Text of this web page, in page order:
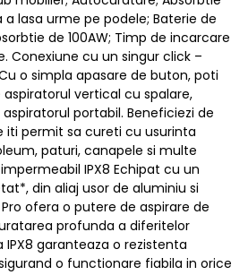
lasa urme pe podele; Baterie de
de 100AW; Timp de incarcare
Conexiune cu un singur click –
o simpla apasare de buton, poti
vertical cu spalare,
portabil. Beneficiezi de
iti permit sa cureti cu usurinta
paturi, canapele si multe
IPX8 Echipat cu un
din aliaj usor de aluminiu si
Pro ofera o putere de aspirare de
profunda a diferitelor
garanteaza o rezistenta
o functionare fiabila in orice